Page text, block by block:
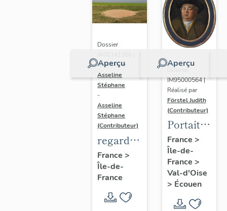
Aperçu
Dossier
Réalisé par
Asseline
Stéphane
-
Asseline
Stéphane
(Contributeur)
regard
photographique
sur les
paysages
de la
France >
Île-de-
France
Aperçu
Dossier
IM95000564 |
Réalisé par
Förstel Judith
(Contributeur)
Portait
d'homme
en
médaillon
ovale.
France >
Île-de-
France >
Val-d'Oise
> Écouen